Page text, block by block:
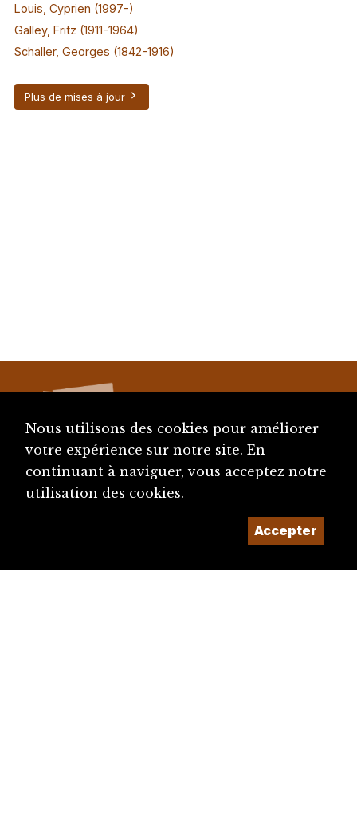
Louis, Cyprien (1997-)
Galley, Fritz (1911-1964)
Schaller, Georges (1842-1916)
Plus de mises à jour
diju@diju.ch
Nous utilisons des cookies pour améliorer
votre expérience sur notre site. En
continuant à naviguer, vous acceptez notre
utilisation des cookies.
Accepter